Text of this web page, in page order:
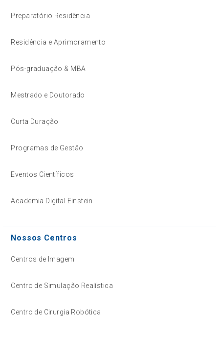
Preparatório Residência
Residência e Aprimoramento
Pós-graduação & MBA
Mestrado e Doutorado
Curta Duração
Programas de Gestão
Eventos Científicos
Academia Digital Einstein
Nossos Centros
Centros de Imagem
Centro de Simulação Realística
Centro de Cirurgia Robótica